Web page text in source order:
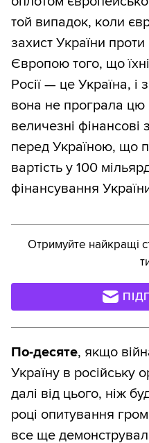
той випадок, коли
захист України
Європою того, що
Росії — це Україна,
вона не програла цю
величезні
перед Україною, що
вартість у 100
фінансування
Отримуйте найкращі
По-десяте, якщо
Україну в російську
далі від цього, ніж
році опитування
все ще